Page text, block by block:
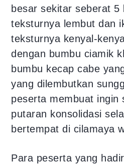
besar sekitar seberat 5
teksturnya lembut dan
teksturnya kenyal-
dengan bumbu ciamik
bumbu kecap cabe
yang dilembutkan
peserta membuat ingin
putaran konsolidasi
bertempat di cilamaya
Para peserta yang